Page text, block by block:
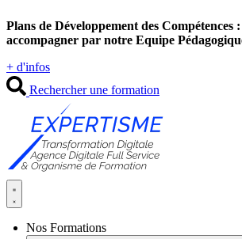
au
contenu
Plans de Développement des Compétences
accompagner par notre Equipe
+ d'infos
Rechercher une formation
Nos Formations